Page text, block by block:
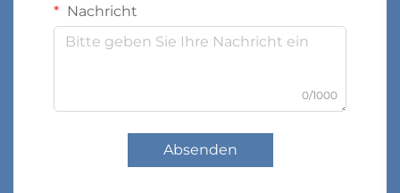
Nachricht
0/1000
Absenden